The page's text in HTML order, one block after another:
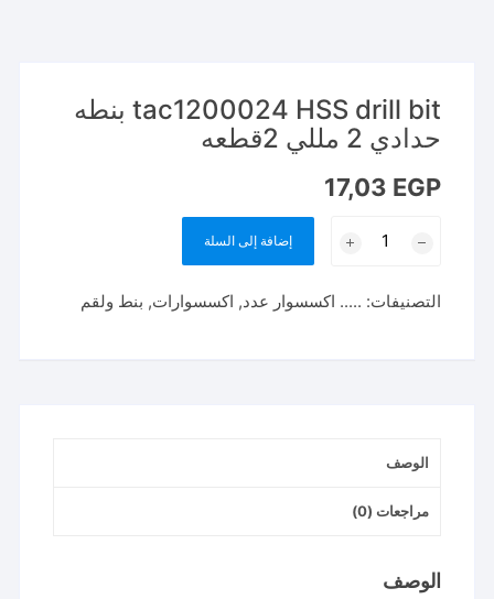
tac1200024 HSS drill bit بنطه
حدادي 2 مللي 2قطعه
17,03 EGP
tac1200024
drill
إضافة إلى السلة
التصنيفات: ..... اكسسوار عدد, اكسسوارات, بنط ولقم
الوصف
مراجعات (0)
الوصف